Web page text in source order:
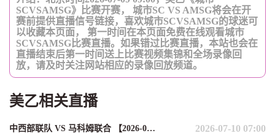
SCVSAMSG》比赛开赛， 城市SC VS AMSG将会在开
赛前提供直播信号链接，喜欢城市SCVSAMSG的球迷可
以收藏本页面， 第一时间在本页面免费在线观看城市
SCVSAMSG比赛直播。如果错过比赛直播，本站也会在
直播结束后第一时间送上比赛视频集锦和全场录像回
放，请及时关注网站相应的录像回放频道。
美乙相关直播
中西部联队 VS 马科姆联合 【2026-07-10 07:00:00】 2026-07-10 07:00